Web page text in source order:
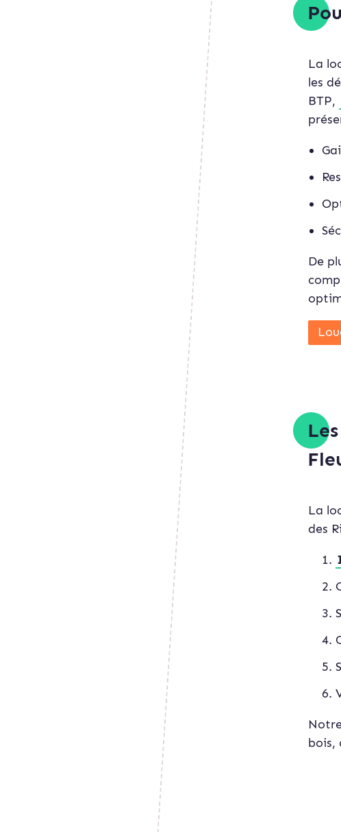
La
les
BTP,
De
La
des
bois,